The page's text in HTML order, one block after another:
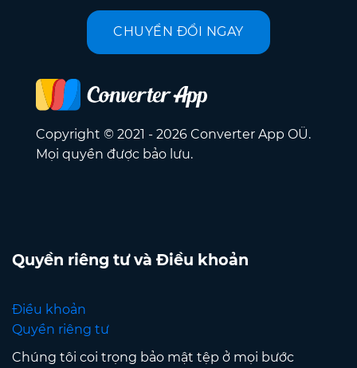
CHUYỂN ĐỔI NGAY
Copyright © 2021 - 2026 Converter App OÜ.
Mọi quyền được bảo lưu.
Quyền riêng tư và Điều khoản
Điều khoản
Quyền riêng tư
Chúng tôi coi trọng bảo mật tệp ở mọi bước